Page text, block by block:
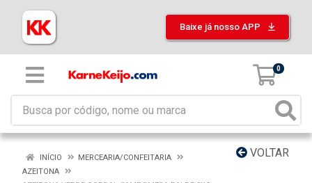
Baixe já nosso APP
0
VOLTAR
INÍCIO
MERCEARIA/CONFEITARIA
AZEITONA